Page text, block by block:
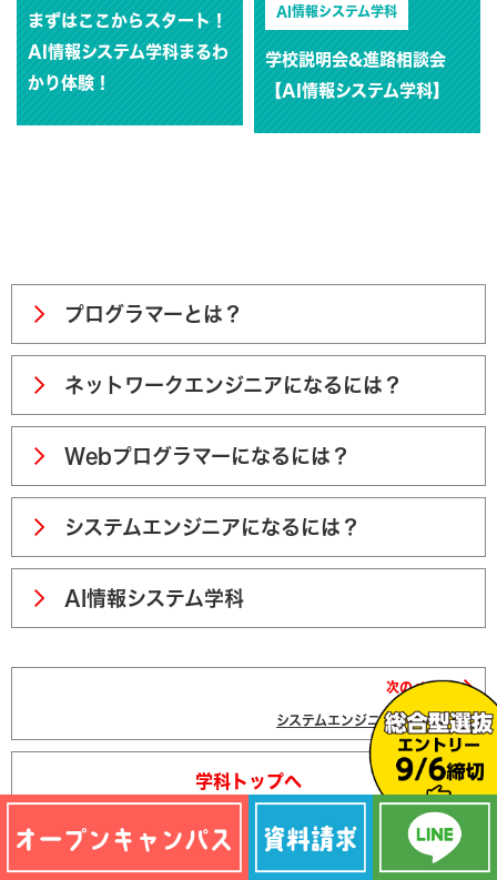
まずはここからスタート！
AI情報システム学科まるわ
かり体験！
AI情報システム学科
学校説明会&進路相談会
【AI情報システム学科】
プログラマーとは？
ネットワークエンジニアになるには？
Webプログラマーになるには？
システムエンジニアになるには？
AI情報システム学科
学科トップへ
次のページ
システムエンジニアになるには？